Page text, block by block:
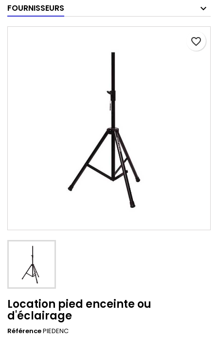
FOURNISSEURS
favorite_border
Location pied enceinte ou
d'éclairage
RéférencePIEDENC